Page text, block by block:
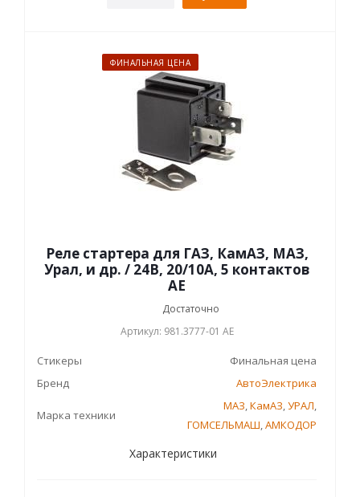
ФИНАЛЬНАЯ ЦЕНА
Реле стартера для ГАЗ, КамАЗ, МАЗ,
Урал, и др. / 24В, 20/10А, 5 контактов
AE
Достаточно
Артикул: 981.3777-01 AЕ
Стикеры
Финальная цена
Бренд
АвтоЭлектрика
Марка техники
МАЗ,КамАЗ,УРАЛ,
ГОМСЕЛЬМАШ,АМКОДОР
Характеристики